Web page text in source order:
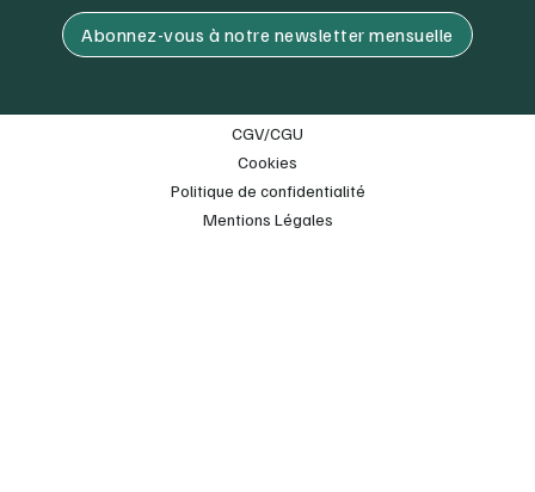
Abonnez-vous à notre newsletter mensuelle
CGV/CGU
Cookies
Politique de confidentialité
Mentions Légales